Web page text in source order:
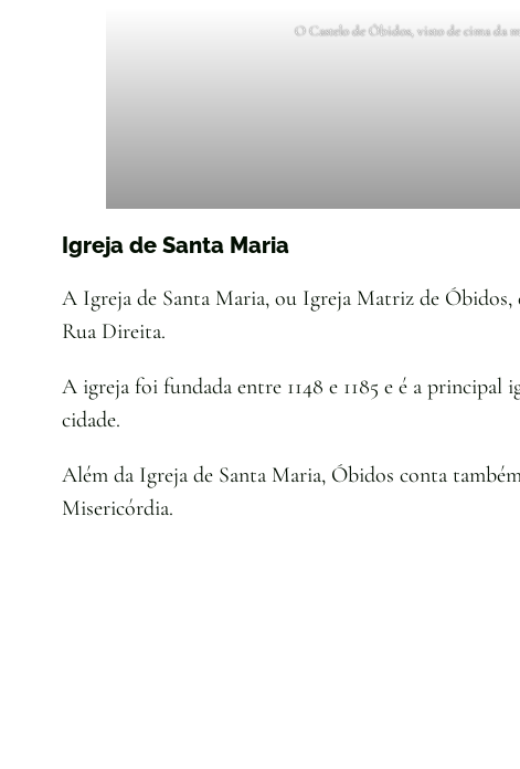
O Castelo de Óbidos, visto de cima da
Igreja de Santa Maria
A Igreja de Santa Maria, ou Igreja Matriz de
Rua Direita.
A igreja foi fundada entre 1148 e 1185 e é a principal
cidade.
Além da Igreja de Santa Maria, Óbidos conta
Misericórdia.